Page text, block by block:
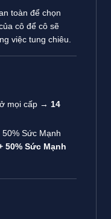
toàn để chọn
cô để cô sẽ
việc tung chiêu.
mọi cấp → 14
Sức Mạnh
50% Sức Mạnh